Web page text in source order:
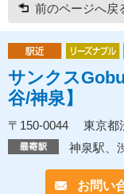
前のページへ戻
サンクス
谷/神泉】
〒150-0044 東京都
神泉駅、
お問い